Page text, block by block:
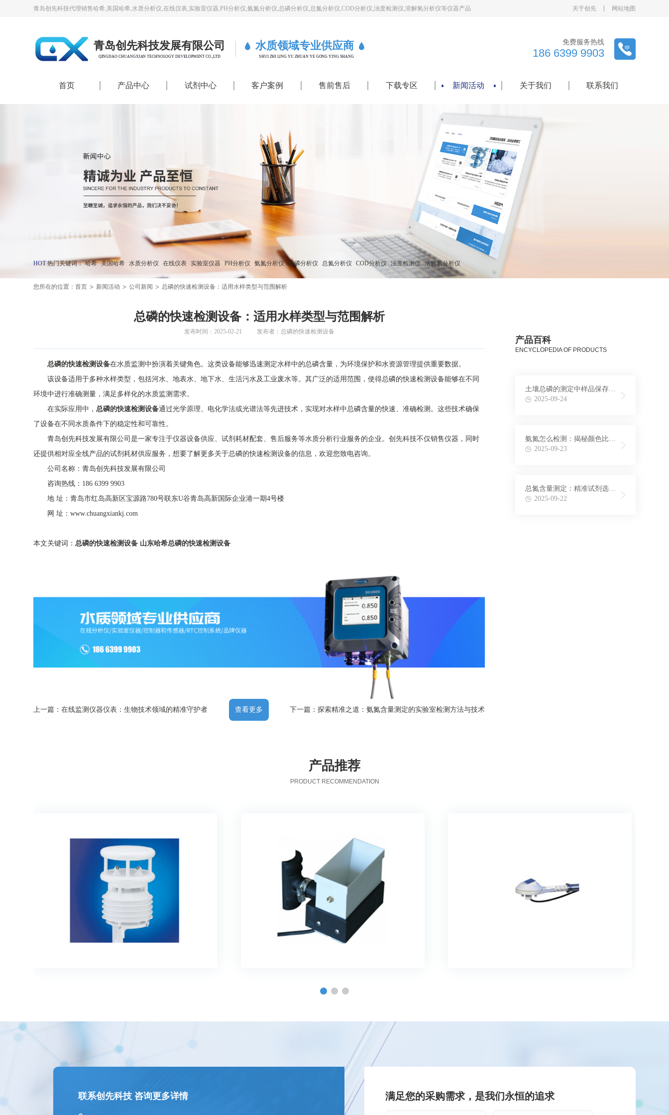
青岛创先科技代理销售哈希,美国哈希,水质分析仪,在线仪表,实验室仪器,PH分析仪,氨氮分析仪,总磷分析仪,总氮分析仪,COD分析仪,浊度检测仪,溶解氧分析仪等仪器产品 关于创先 网站地图
青岛创先科技发展有限公司
QINGDAO CHUANGXIAN TECHNOLOGY DEVELOPMENT CO.,LTD
水质领域专业供应商
SHUI ZHI LING YU ZHUAN YE GONG YING SHANG
免费服务热线
186 6399 9903
首页 产品中心 试剂中心 客户案例 售前售后 下载专区 新闻活动 关于我们 联系我们
HOT热门关键词： 哈希 美国哈希 水质分析仪 在线仪表 实验室仪器 PH分析仪 氨氮分析仪 总磷分析仪 总氮分析仪 COD分析仪 浊度检测仪 溶解氧分析仪
您所在的位置：首页 > 新闻活动 > 公司新闻 > 总磷的快速检测设备：适用水样类型与范围解析
总磷的快速检测设备：适用水样类型与范围解析
发布时间：2025-02-21 发布者：总磷的快速检测设备
总磷的快速检测设备在水质监测中扮演着关键角色。这类设备能够迅速测定水样中的总磷含量，为环境保护和水资源管理提供重要数据。
该设备适用于多种水样类型，包括河水、地表水、地下水、生活污水及工业废水等。其广泛的适用范围，使得总磷的快速检测设备能够在不同
环境中进行准确测量，满足多样化的水质监测需求。
在实际应用中，总磷的快速检测设备通过光学原理、电化学法或光谱法等先进技术，实现对水样中总磷含量的快速、准确检测。这些技术确保
了设备在不同水质条件下的稳定性和可靠性。
青岛创先科技发展有限公司是一家专注于仪器设备供应、试剂耗材配套、售后服务等水质分析行业服务的企业。创先科技不仅销售仪器，同时
还提供相对应全线产品的试剂耗材供应服务，想要了解更多关于总磷的快速检测设备的信息，欢迎您致电咨询。
公司名称：青岛创先科技发展有限公司
咨询热线：186 6399 9903
地 址：青岛市红岛高新区宝源路780号联东U谷青岛高新国际企业港一期4号楼
网 址：www.chuangxiankj.com
本文关键词：总磷的快速检测设备 山东哈希总磷的快速检测设备
上一篇：在线监测仪器仪表：生物技术领域的精准守护者 查看更多 下一篇：探索精准之道：氨氮含量测定的实验室检测方法与技术
产品百科
ENCYCLOPEDIA OF PRODUCTS
土壤总磷的测定中样品保存条
件与时间探究
2025-09-24
氨氮怎么检测：揭秘颜色比色
法在氨氮检测中的应用
2025-09-23
总氮含量测定：精准试剂选择
与配制方法揭秘
2025-09-22
产品推荐
PRODUCT RECOMMENDATION
联系创先科技 咨询更多详情 满足您的采购需求，是我们永恒的追求